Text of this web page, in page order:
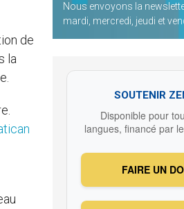
de
la
Nous envoyons la
mardi, mercredi, jeudi et
SOUTENIR
Disponible pour
langues, financé par
FAIRE UN